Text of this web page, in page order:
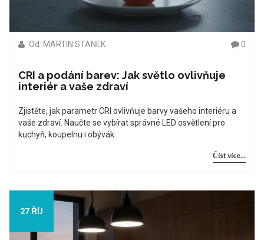
Od: MARTIN STANEK 0
CRI a podání barev: Jak světlo ovlivňuje
interiér a vaše zdraví
Zjistěte, jak parametr CRI ovlivňuje barvy vašeho interiéru a
vaše zdraví. Naučte se vybírat správné LED osvětlení pro
kuchyň, koupelnu i obývák.
Číst více...
27 ŘÍJ